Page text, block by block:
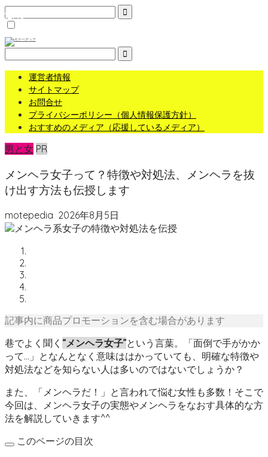
MENU
運営者情報
サイトマップ
お問合せ
プライバシーポリシー（個人情報保護方針）
おすすめのメディア（応援しているメディア）
男と女 PR
メンヘラ女子って？特徴や対処法、メンヘラを抜
け出す方法も伝授します
motepedia 2026年8月5日
記事内に商品プロモーションを含む場合があります
巷でよく聞く “メンヘラ女子”という言葉。「面倒で手がかか
って…」となんとなく意味ははかっていても、明確な特徴や
対処法などを知らない人は多いのではないでしょうか？
また、「メンヘラだ！」と言われて悩む女性も多数！そこで
今回は、メンヘラ女子の実態やメンヘラをなおす具体的な方
法を解説していきます^^
このページの目次